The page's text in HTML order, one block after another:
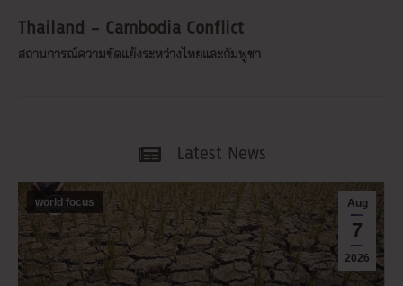
Thailand – Cambodia Conflict
สถานการณ์ความขัดแย้งระหว่างไทยและกัมพูชา
Latest News
Aug
7
2026
world focus